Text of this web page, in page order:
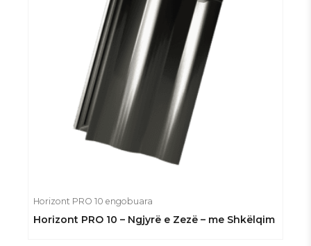
Horizont PRO 10 engobuara
Horizont PRO 10 – Ngjyrë e Zezë – me Shkëlqim